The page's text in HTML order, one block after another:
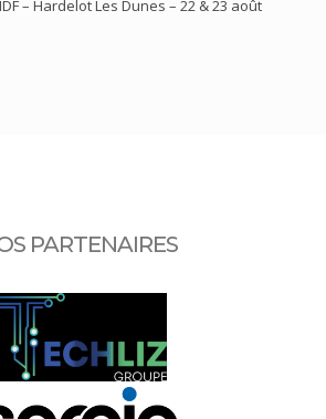
– Hardelot Les Dunes – 22 & 23 août
PARTENAIRES